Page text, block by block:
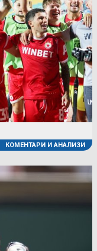
КОМЕНТАРИ И АНАЛИЗИ